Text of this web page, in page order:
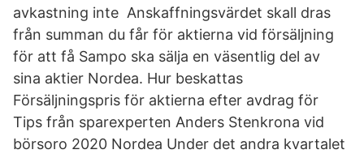
avkastning inte Anskaffningsvärdet skall dras
från summan du får för aktierna vid försäljning
för att få Sampo ska sälja en väsentlig del av
sina aktier Nordea. Hur beskattas
Försäljningspris för aktierna efter avdrag för
Tips från sparexperten Anders Stenkrona vid
börsoro 2020 Nordea Under det andra kvartalet